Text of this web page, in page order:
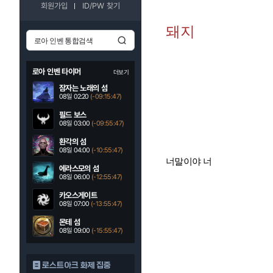
회원가입 ID/PW 찾기
로아 인벤 타이머 더보기
잠자는 노래의 섬
08일 02:20 (-09:15:46)
필드 보스
08일 03:00 (-09:55:46)
환각의 섬
08일 04:00 (-10:55:46)
에라스모의 섬
08일 06:00 (-12:55:46)
카오스게이트
08일 07:00 (-13:55:46)
몬테 섬
08일 09:00 (-15:55:46)
로스트아크 화제 집중
돼지
너말이야 너